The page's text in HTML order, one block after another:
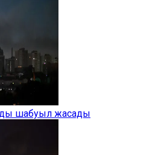
шабуыл жасады